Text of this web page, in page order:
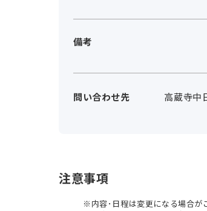
備考
問い合わせ先 高蔵寺中
注意事項
内容･日程は変更になる場合が